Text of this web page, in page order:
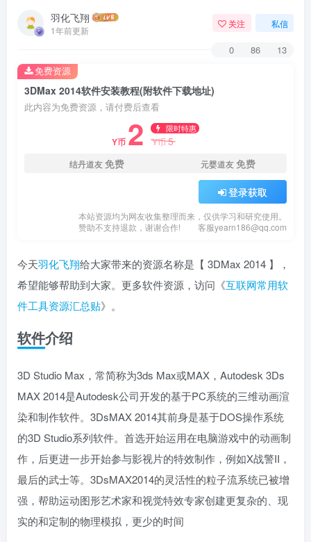
羽化飞翔
1年前更新
关注 私信
0 86 13
​3DMax 2014软件安装教程(附软件下载地址)
此内容为免费资源，请付费后查看
Y币 2 限时特惠
Y币5
结丹道友免费 元婴道友免费
登录获取
本站资源均为网友收集整理而来，仅供学习和研究使用。
赞助不支持退款，谢谢合作!
客服yearn186@qq.com
免费资源
今天羽化飞翔给大家带来的资源名称是【 ​3DMax 2014 】，
希望能够帮助到大家。更多软件资源，访问《互联网常用软
件工具资源汇总贴》。
软件介绍
3D Studio Max，常简称为3ds Max或MAX，Autodesk 3Ds
MAX 2014是Autodesk公司开发的基于PC系统的三维动画渲
染和制作软件。3DsMAX 2014其前身是基于DOS操作系统
的3D Studio系列软件。首选开始运用在电脑游戏中的动画制
作，后更进一步开始参与影视片的特效制作，例如X战警II，
最后的武士等。3DsMAX2014的灵活性的粒子流系统已被增
强，帮助运动图形艺术家和视觉特效专家创建更复杂的、现
实的和定制的物理模拟，更少的时间